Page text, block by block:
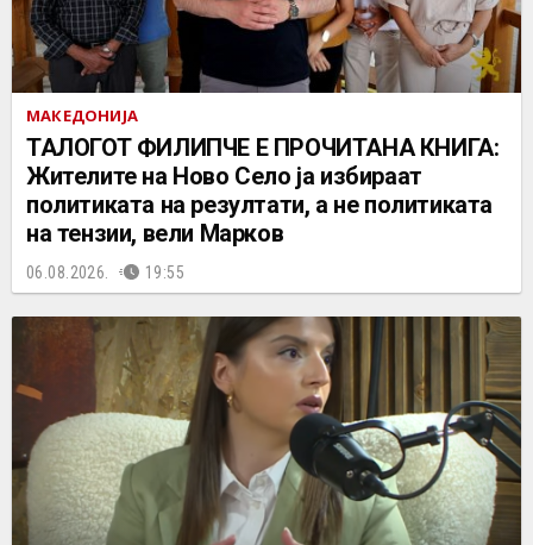
МАКЕДОНИЈА
ТАЛОГОТ ФИЛИПЧЕ Е ПРОЧИТАНА КНИГА:
Жителите на Ново Село ја избираат
политиката на резултати, а не политиката
на тензии, вели Марков
06.08.2026. 19:55